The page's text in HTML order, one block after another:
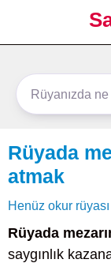
Rüyada
atmak
Henüz okur
Rüyada
saygınlık